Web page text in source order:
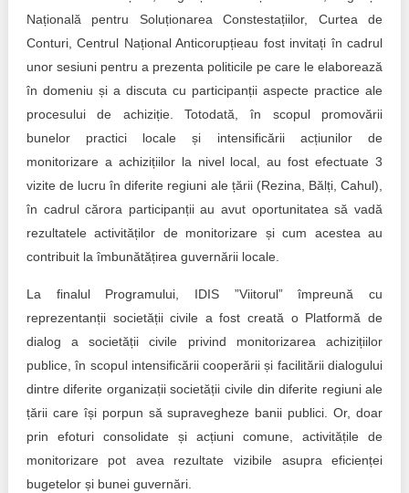
Națională pentru Soluționarea Constestațiilor, Curtea de
Conturi, Centrul Național Anticorupțieau fost invitați în cadrul
unor sesiuni pentru a prezenta politicile pe care le elaborează
în domeniu și a discuta cu participanții aspecte practice ale
procesului de achiziție. Totodată, în scopul promovării
bunelor practici locale și intensificării acțiunilor de
monitorizare a achizițiilor la nivel local, au fost efectuate 3
vizite de lucru în diferite regiuni ale țării (Rezina, Bălți, Cahul),
în cadrul cărora participanții au avut oportunitatea să vadă
rezultatele activităților de monitorizare și cum acestea au
contribuit la îmbunătățirea guvernării locale.
La finalul Programului, IDIS ”Viitorul” împreună cu
reprezentanții societății civile a fost creată o Platformă de
dialog a societății civile privind monitorizarea achizițiilor
publice, în scopul intensificării cooperării și facilitării dialogului
dintre diferite organizații societății civile din diferite regiuni ale
țării care își porpun să supravegheze banii publici. Or, doar
prin efoturi consolidate și acțiuni comune, activitățile de
monitorizare pot avea rezultate vizibile asupra eficienței
bugetelor și bunei guvernări.